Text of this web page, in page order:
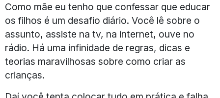
Como mãe eu tenho que confessar que educar
os filhos é um desafio diário. Você lê sobre o
assunto, assiste na tv, na internet, ouve no
rádio. Há uma infinidade de regras, dicas e
teorias maravilhosas sobre como criar as
crianças.